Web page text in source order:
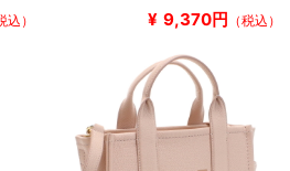
込） ¥ 9,370円 （税込）